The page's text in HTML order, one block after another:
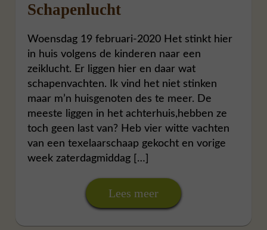
Schapenlucht
Woensdag 19 februari-2020 Het stinkt hier
in huis volgens de kinderen naar een
zeiklucht. Er liggen hier en daar wat
schapenvachten. Ik vind het niet stinken
maar m’n huisgenoten des te meer. De
meeste liggen in het achterhuis,hebben ze
toch geen last van? Heb vier witte vachten
van een texelaarschaap gekocht en vorige
week zaterdagmiddag […]
Lees meer